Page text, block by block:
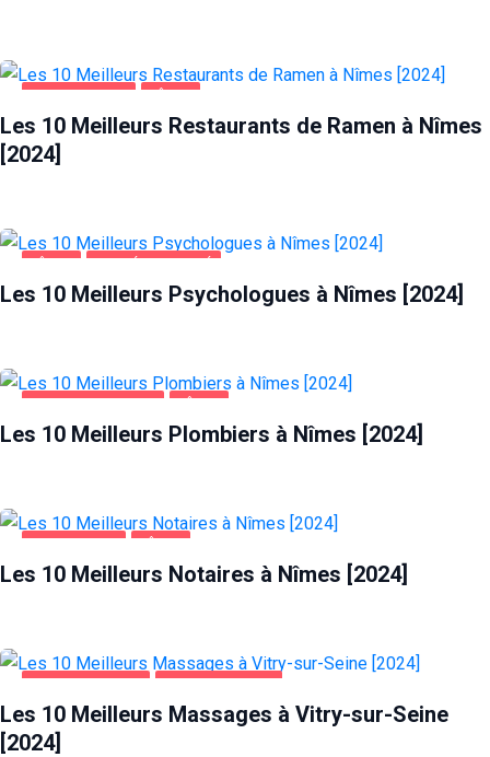
Les 10 Meilleurs Restaurants de Ramen à Nîmes
[2024]
Les 10 Meilleurs Psychologues à Nîmes [2024]
Les 10 Meilleurs Plombiers à Nîmes [2024]
Les 10 Meilleurs Notaires à Nîmes [2024]
Les 10 Meilleurs Massages à Vitry-sur-Seine
[2024]